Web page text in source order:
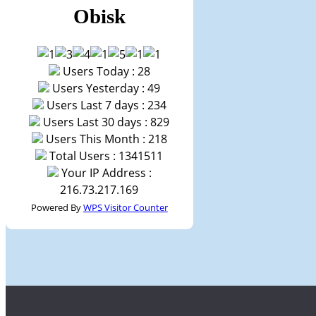
Obisk
Users Today : 28
Users Yesterday : 49
Users Last 7 days : 234
Users Last 30 days : 829
Users This Month : 218
Total Users : 1341511
Your IP Address :
216.73.217.169
Powered ByWPS Visitor Counter